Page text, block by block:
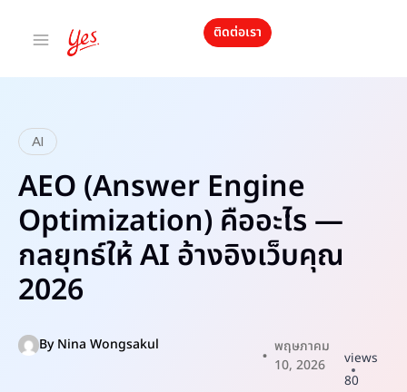
ติดต่อเรา
AI
AEO (Answer Engine
Optimization) คืออะไร —
กลยุทธ์ให้ AI อ้างอิงเว็บคุณ
2026
ByNina Wongsakul
พฤษภาคม
10, 2026
views
80